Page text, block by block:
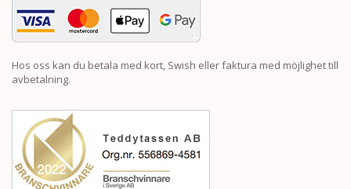
Hos oss kan du betala med kort, Swish eller faktura med möjlighet till
avbetalning.